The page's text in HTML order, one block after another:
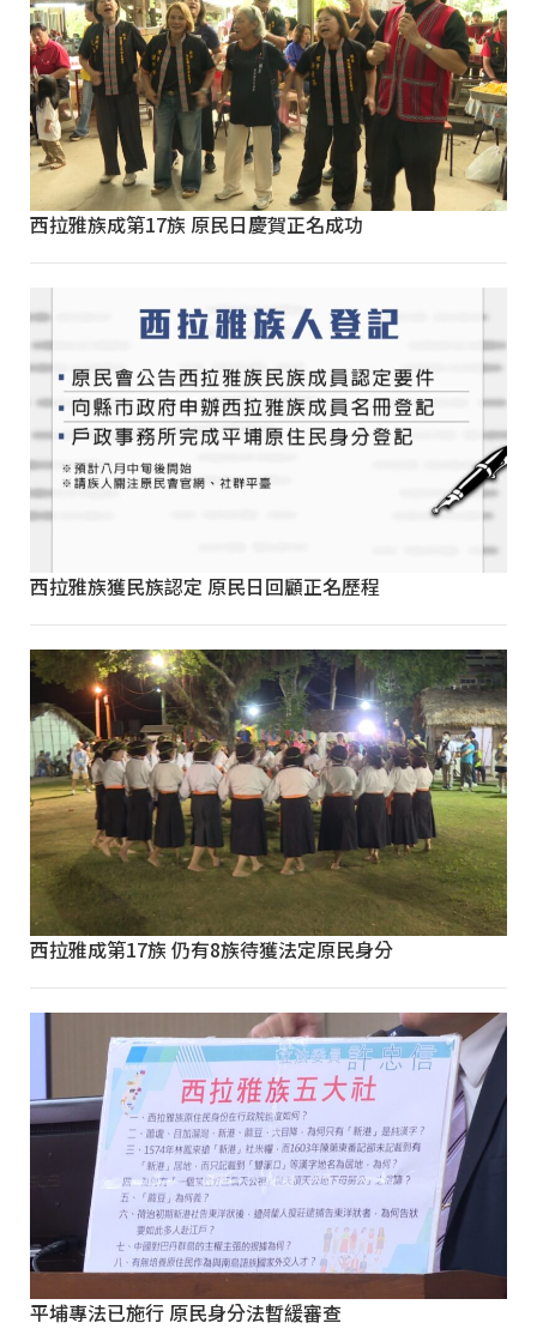
西拉雅族成第17族 原民日慶賀正名成功
西拉雅族獲民族認定 原民日回顧正名歷程
西拉雅成第17族 仍有8族待獲法定原民身分
平埔專法已施行 原民身分法暫緩審查